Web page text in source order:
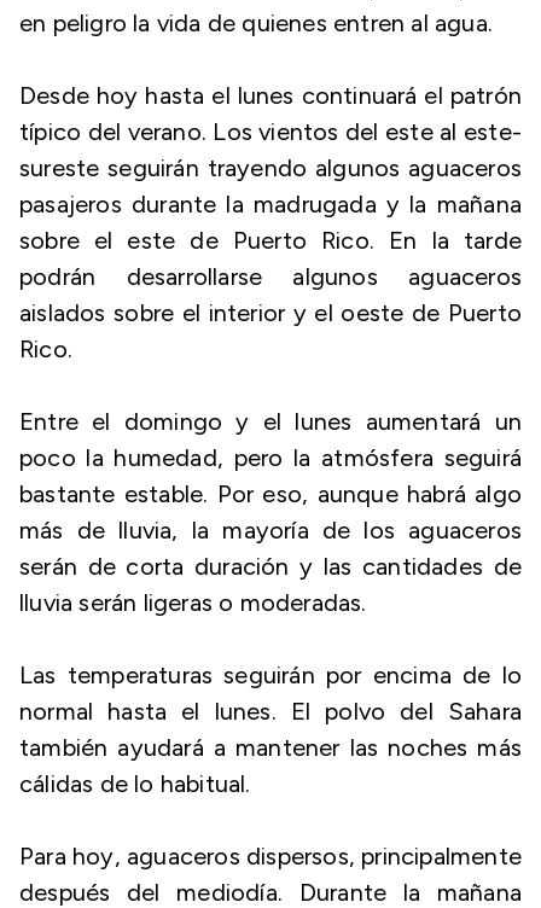
en peligro la vida de quienes entren al agua.
Desde hoy hasta el lunes continuará el patrón
típico del verano. Los vientos del este al este-
sureste seguirán trayendo algunos aguaceros
pasajeros durante la madrugada y la mañana
sobre el este de Puerto Rico. En la tarde
podrán desarrollarse algunos aguaceros
aislados sobre el interior y el oeste de Puerto
Rico.
Entre el domingo y el lunes aumentará un
poco la humedad, pero la atmósfera seguirá
bastante estable. Por eso, aunque habrá algo
más de lluvia, la mayoría de los aguaceros
serán de corta duración y las cantidades de
lluvia serán ligeras o moderadas.
Las temperaturas seguirán por encima de lo
normal hasta el lunes. El polvo del Sahara
también ayudará a mantener las noches más
cálidas de lo habitual.
Para hoy, aguaceros dispersos, principalmente
después del mediodía. Durante la mañana